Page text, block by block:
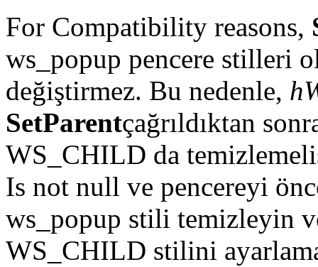
For Compatibility reasons,
ws_popup pencere stilleri
değiştirmez. Bu nedenle,
SetParentçağrıldıktan
WS_CHILD da
Is not null ve pencereyi
ws_popup stili temizleyin
WS_CHILD stilini